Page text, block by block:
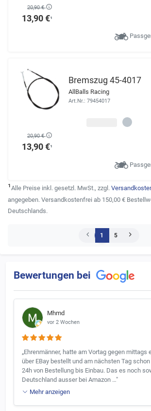
20,90 €
13,90 €¹
Bremszug 45-4017
AllBalls Racing
Art.Nr.: 79454017
20,90 €
13,90 €¹
¹Alle Preise inkl. gesetzl. MwSt., zzgl.
angegeben. Versandkostenfrei ab 150,00 €
Deutschlands.
1 5
Bewertungen bei
Mhmd
vor 2 Wochen
„Ehrenmänner, hatte am Vortag gegen mittags
über EBay bestellt und am nächsten Tag
24h von Bestellung bis Einbau. Das es noch
Deutschland ausser bei Amazon …"
Mehr anzeigen